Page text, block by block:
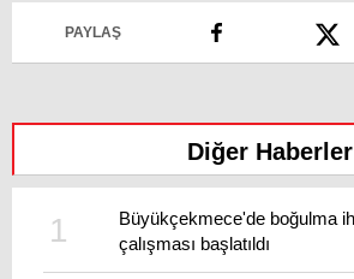
PAYLAŞ
Diğer Haberler
Büyükçekmece'de boğulma
çalışması başlatıldı